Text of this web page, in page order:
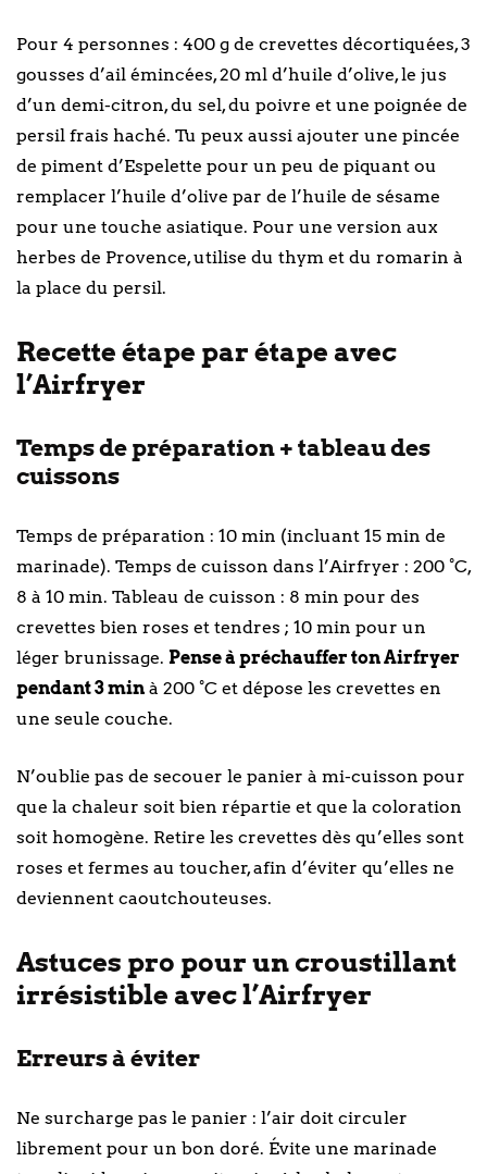
Pour 4 personnes : 400 g de crevettes décortiquées, 3
gousses d’ail émincées, 20 ml d’huile d’olive, le jus
d’un demi-citron, du sel, du poivre et une poignée de
persil frais haché. Tu peux aussi ajouter une pincée
de piment d’Espelette pour un peu de piquant ou
remplacer l’huile d’olive par de l’huile de sésame
pour une touche asiatique. Pour une version aux
herbes de Provence, utilise du thym et du romarin à
la place du persil.
Recette étape par étape avec
l’Airfryer
Temps de préparation + tableau des
cuissons
Temps de préparation : 10 min (incluant 15 min de
marinade). Temps de cuisson dans l’Airfryer : 200 °C,
8 à 10 min. Tableau de cuisson : 8 min pour des
crevettes bien roses et tendres ; 10 min pour un
léger brunissage. Pense à préchauffer ton Airfryer
pendant 3 min à 200 °C et dépose les crevettes en
une seule couche.
N’oublie pas de secouer le panier à mi-cuisson pour
que la chaleur soit bien répartie et que la coloration
soit homogène. Retire les crevettes dès qu’elles sont
roses et fermes au toucher, afin d’éviter qu’elles ne
deviennent caoutchouteuses.
Astuces pro pour un croustillant
irrésistible avec l’Airfryer
Erreurs à éviter
Ne surcharge pas le panier : l’air doit circuler
librement pour un bon doré. Évite une marinade